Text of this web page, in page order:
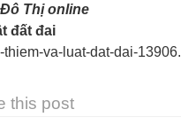
Thị online
đất đai
thiem-va-luat-dat-dai-
this post